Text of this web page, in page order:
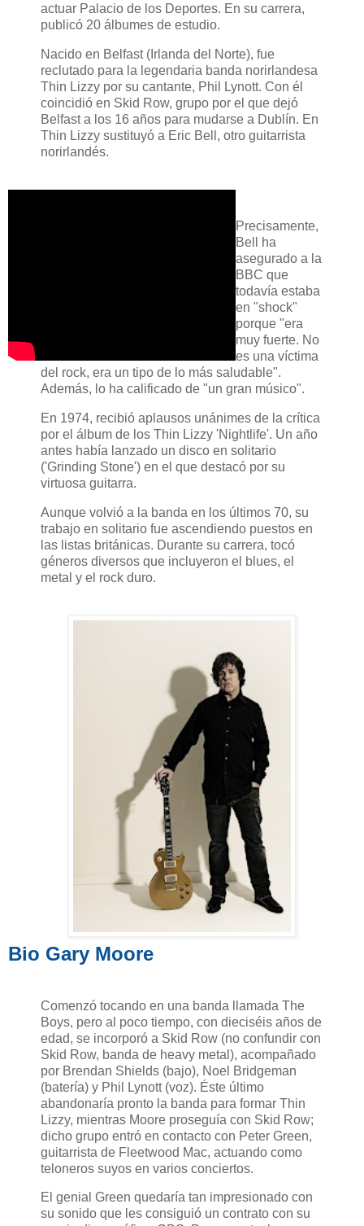
actuar Palacio de los Deportes. En su carrera,
publicó 20 álbumes de estudio.
Nacido en Belfast (Irlanda del Norte), fue
reclutado para la legendaria banda norirlandesa
Thin Lizzy por su cantante, Phil Lynott. Con él
coincidió en Skid Row, grupo por el que dejó
Belfast a los 16 años para mudarse a Dublín. En
Thin Lizzy sustituyó a Eric Bell, otro guitarrista
norirlandés.
Precisamente,
Bell ha
asegurado a la
BBC que
todavía estaba
en "shock"
porque "era
muy fuerte. No
es una víctima
del rock, era un tipo de lo más saludable".
Además, lo ha calificado de "un gran músico".
En 1974, recibió aplausos unánimes de la crítica
por el álbum de los Thin Lizzy 'Nightlife'. Un año
antes había lanzado un disco en solitario
('Grinding Stone') en el que destacó por su
virtuosa guitarra.
Aunque volvió a la banda en los últimos 70, su
trabajo en solitario fue ascendiendo puestos en
las listas británicas. Durante su carrera, tocó
géneros diversos que incluyeron el blues, el
metal y el rock duro.
Bio Gary Moore
Comenzó tocando en una banda llamada The
Boys, pero al poco tiempo, con dieciséis años de
edad, se incorporó a Skid Row (no confundir con
Skid Row, banda de heavy metal), acompañado
por Brendan Shields (bajo), Noel Bridgeman
(batería) y Phil Lynott (voz). Éste último
abandonaría pronto la banda para formar Thin
Lizzy, mientras Moore proseguía con Skid Row;
dicho grupo entró en contacto con Peter Green,
guitarrista de Fleetwood Mac, actuando como
teloneros suyos en varios conciertos.
El genial Green quedaría tan impresionado con
su sonido que les consiguió un contrato con su